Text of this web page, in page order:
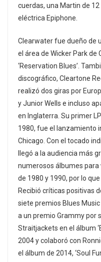
cuerdas, una Martin de
eléctrica Epiphone.
Clearwater fue dueño de
el área de Wicker Park de
‘Reservation Blues’.
discográfico, Cleartone
realizó dos giras por
y Junior Wells e incluso
en Inglaterra. Su primer
1980, fue el lanzamiento
Chicago. Con el tocado
llegó a la audiencia más
numerosos álbumes para
de 1980 y 1990, por lo
Recibió críticas positivas
siete premios Blues
a un premio Grammy por
Straitjackets en el álbum
2004 y colaboró con
el álbum de 2014, ‘Soul